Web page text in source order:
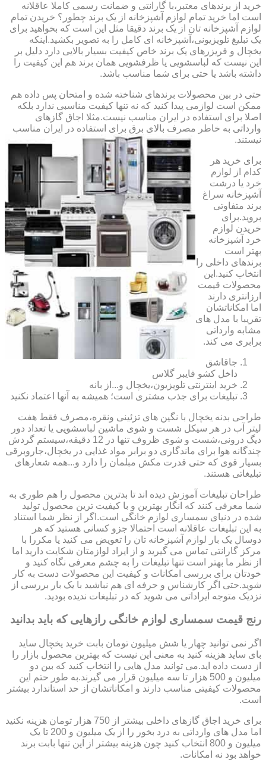
خرید از برندهای معتبر،با گارانتی و ضمانت رسمی کاملا عاقلانه
است اما خرید تمام لوازم آشپزخانه از یک برند چطور؟ خریدن تمام
لوازم آشپزخانه تان از یک برند دقیقا مثل این است که بخواهید برای
یک تبلیغ تلویزیونی،آشپزخانه ای کامل را به تصویر بکشید.اینکه
یخچال و فریزرهای یک برند خاص کیفیت بسیار بالایی دارد دلیل بر
این نیست که لباسشویی یا ظرفشویی همان برند هم این کیفیت را
داشته باشد یا حتی برای شما مناسب باشد.
حتی در بین محصولات برندهای شناخته شده و امتحان پس داده هم
ممکن است لوازمی پیدا کنید که نه تنها کیفیت مناسبی ندارد بلکه
اصلا برای استفاده در ایران مناسب نیست.مثلا اجاق گازهای
وارداتی به خاطر مصرف بالای برق برای استفاده در ایران مناسب
نیستند.
برای خرید هر
کدام از لوازم
خرد یا درشت
آشپزخانه سراغ
برند متفاوتی
بروید.برای
خریدن لوازم
خرد آشپزخانه
بهتر است
برندهای داخلی را
انتخاب کنید.این
محصولات قیمت
ارزانتری دارند
اما امکاناتشان
تقریبا با مدل های
مشابه وارداتی
برابری می کند.
جاقاشق
داخل کشو فایبر گلاس
خرید اینترنتی تلویزیون،یخچال و...از بانه
تبلیغات برای جذب مشتری است؛ همیشه به آنها اعتماد نکنید
طراحی بدنه یخچال با نگین های تزئینی ونقره،مصرف فقط هفت
لیتر آب در هر سیکل شست و شوی ماشین لباسشویی یا تعداد دور
دیگ درونی،شست و شوی ظروف تنها در 12 دقیقه،سیستم گردش
چندگانه هوا برای ماندگاری دو برابر مواد غذایی در یخچال،جاروبرقی
بسیار قوی که حتی قدرت مکش مبلمان را دارد و...همه شعارهای
تبلیغاتی هستند.
طراحان تبلیغات آموزش دیده اند تا بدترین محصول را هم طوری به
شما معرفی کنند که انگار بهترین و با کیفیت ترین محصول تولید
شده در دنیای سمساری لوازم خانگی است.اگر از نظر شما استناد
به این تبلیغات عاقلانه است احتمالا جزو کسانی هستید که هر
دوسال یک بار لوازم آشپزخانه تان را تعویض می کنید یا مکررا با
مرکز گارانتی تماس می گیرید و از ایراد لوازمتان شکایت دارید اما
از نظر ما بهتر است تنها تبلیغات را به چشم معرفی نگاه کنید و
خودتان برای بررسی امکانات و کیفیت این محصولات دست به کار
شوید.حتی اگر کارشناس و حرفه ای هم نباشید با یک بار بررسی از
نزدیک متوجه ایراداتی می شوید که در تبلیغات ندیده بودید.
رنج قیمت سمساری لوازم خانگی رازهایی که باید بدانید
اگر نمی توانید چهار یا شش میلیون تومان بابت خرید یخچال ساید
بای ساید هزینه کنید به معنی این نیست که بهترین محصول بازار را
از دست داده اید.می توانید مدل هایی را انتخاب کنید که بین دو
میلیون و 500 هزار تا سه میلیون قرار می گیرند.به طور حتم این
محصولات کیفیتی مناسب دارند و امکاناتشان از حد استاندارد بیشتر
است.
برای خرید اجاق گازهای داخلی بیشتر از 750 هزار تومان هزینه نکنید
اما مدل های وارداتی به درد بخور را از یک میلیون و 200 تا یک
میلیون و 800 انتخاب کنید چون هزینه بیشتر از این تنها بابت برند
خواهد بود نه امکانات.